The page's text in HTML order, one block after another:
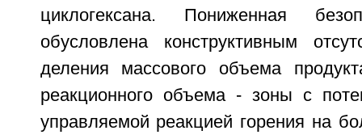
циклогексана. Пониженная
обусловлена конструктивным
деления массового объема
реакционного объема - зоны с
управляемой реакцией горения на